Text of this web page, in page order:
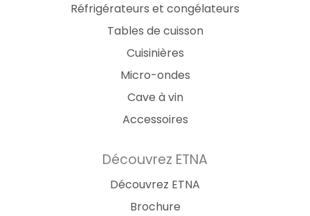
Réfrigérateurs et congélateurs
Tables de cuisson
Cuisinières
Micro-ondes
Cave à vin
Accessoires
Découvrez ETNA
Découvrez ETNA
Brochure